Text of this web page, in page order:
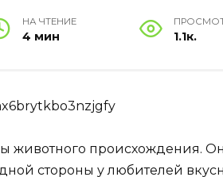
НА ЧТЕНИЕ
4 мин 1.1к.
животного происхождения.
стороны у любителей